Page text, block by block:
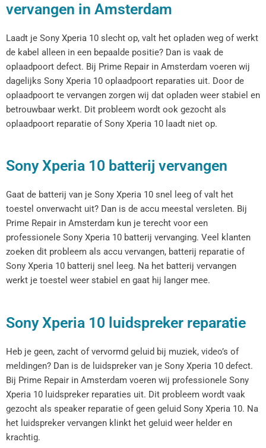
vervangen in Amsterdam
Laadt je Sony Xperia 10 slecht op, valt het opladen weg of werkt
de kabel alleen in een bepaalde positie? Dan is vaak de
oplaadpoort defect. Bij Prime Repair in Amsterdam voeren wij
dagelijks Sony Xperia 10 oplaadpoort reparaties uit. Door de
oplaadpoort te vervangen zorgen wij dat opladen weer stabiel en
betrouwbaar werkt. Dit probleem wordt ook gezocht als
oplaadpoort reparatie of Sony Xperia 10 laadt niet op.
Sony Xperia 10 batterij vervangen
Gaat de batterij van je Sony Xperia 10 snel leeg of valt het
toestel onverwacht uit? Dan is de accu meestal versleten. Bij
Prime Repair in Amsterdam kun je terecht voor een
professionele Sony Xperia 10 batterij vervanging. Veel klanten
zoeken dit probleem als accu vervangen, batterij reparatie of
Sony Xperia 10 batterij snel leeg. Na het batterij vervangen
werkt je toestel weer stabiel en gaat hij langer mee.
Sony Xperia 10 luidspreker reparatie
Heb je geen, zacht of vervormd geluid bij muziek, video’s of
meldingen? Dan is de luidspreker van je Sony Xperia 10 defect.
Bij Prime Repair in Amsterdam voeren wij professionele Sony
Xperia 10 luidspreker reparaties uit. Dit probleem wordt vaak
gezocht als speaker reparatie of geen geluid Sony Xperia 10. Na
het luidspreker vervangen klinkt het geluid weer helder en
krachtig.